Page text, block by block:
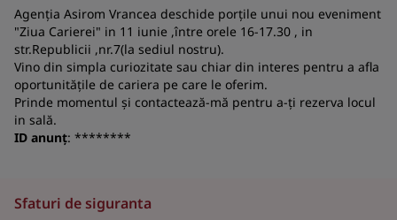
Agenția Asirom Vrancea deschide porțile unui nou eveniment
"Ziua Carierei" in 11 iunie ,între orele 16-17.30 , in
str.Republicii ,nr.7(la sediul nostru).
Vino din simpla curiozitate sau chiar din interes pentru a afla
oportunitățile de cariera pe care le oferim.
Prinde momentul și contactează-mă pentru a-ți rezerva locul
in sală.
ID anunț: ********
Sfaturi de siguranta